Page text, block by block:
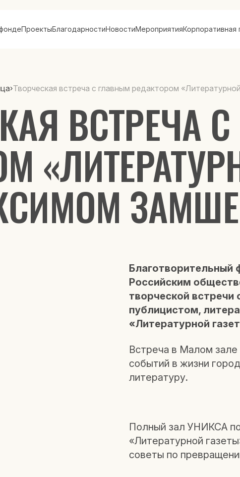
ПроектыБлагодарностиНовостиМероприятияКорпоративная
›Творческая встреча с главным редактором
ВСТРЕЧА
Благотворительный
Российским
творческой
публицистом,
«Литературной
Встреча в Малом
событий в жизни
литературу.
Полный зал УНИКСА
«Литературной
советы по